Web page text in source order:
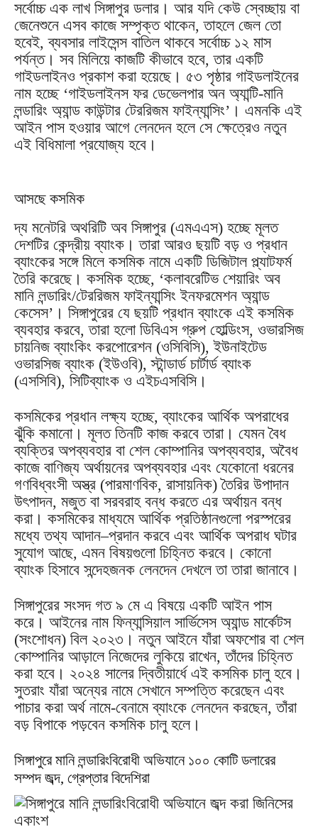
সর্বোচ্চ এক লাখ সিঙ্গাপুর ডলার। আর যদি কেউ স্বেচ্ছায় বা
জেনেশুনে এসব কাজে সম্পৃক্ত থাকেন, তাহলে জেল তো
হবেই, ব্যবসার লাইসেন্স বাতিল থাকবে সর্বোচ্চ ১২ মাস
পর্যন্ত। সব মিলিয়ে কাজটি কীভাবে হবে, তার একটি
গাইডলাইনও প্রকাশ করা হয়েছে। ৫৩ পৃষ্ঠার গাইডলাইনের
নাম হচ্ছে ‘গাইডলাইনস ফর ডেভেলপার অন অ্যান্টি-মানি
লন্ডারিং অ্যান্ড কাউন্টার টেররিজম ফাইন্যান্সিং’। এমনকি এই
আইন পাস হওয়ার আগে লেনদেন হলে সে ক্ষেত্রেও নতুন
এই বিধিমালা প্রযোজ্য হবে।
আসছে কসমিক
দ্য মনেটরি অথরিটি অব সিঙ্গাপুর (এমএএস) হচ্ছে মূলত
দেশটির কেন্দ্রীয় ব্যাংক। তারা আরও ছয়টি বড় ও প্রধান
ব্যাংকের সঙ্গে মিলে কসমিক নামে একটি ডিজিটাল প্ল্যাটফর্ম
তৈরি করেছে। কসমিক হচ্ছে, ‘কলাবরেটিভ শেয়ারিং অব
মানি লন্ডারিং/টেররিজম ফাইন্যান্সিং ইনফরমেশন অ্যান্ড
কেসেস’। সিঙ্গাপুরের যে ছয়টি প্রধান ব্যাংকে এই কসমিক
ব্যবহার করবে, তারা হলো ডিবিএস গ্রুপ হোল্ডিংস, ওভারসিজ
চায়নিজ ব্যাংকিং করপোরেশন (ওসিবিসি), ইউনাইটেড
ওভারসিজ ব্যাংক (ইউওবি), স্টান্ডার্ড চার্টার্ড ব্যাংক
(এসসিবি), সিটিব্যাংক ও এইচএসবিসি।
কসমিকের প্রধান লক্ষ্য হচ্ছে, ব্যাংকের আর্থিক অপরাধের
ঝুঁকি কমানো। মূলত তিনটি কাজ করবে তারা। যেমন বৈধ
ব্যক্তির অপব্যবহার বা শেল কোম্পানির অপব্যবহার, অবৈধ
কাজে বাণিজ্য অর্থায়নের অপব্যবহার এবং যেকোনো ধরনের
গণবিধ্বংসী অস্ত্র (পারমাণবিক, রাসায়নিক) তৈরির উপাদান
উৎপাদন, মজুত বা সরবরাহ বন্ধ করতে এর অর্থায়ন বন্ধ
করা। কসমিকের মাধ্যমে আর্থিক প্রতিষ্ঠানগুলো পরস্পরের
মধ্যে তথ্য আদান–প্রদান করবে এবং আর্থিক অপরাধ ঘটার
সুযোগ আছে, এমন বিষয়গুলো চিহ্নিত করবে। কোনো
ব্যাংক হিসাবে সন্দেহজনক লেনদেন দেখলে তা তারা জানাবে।
সিঙ্গাপুরের সংসদ গত ৯ মে এ বিষয়ে একটি আইন পাস
করে। আইনের নাম ফিন্যান্সিয়াল সার্ভিসেস অ্যান্ড মার্কেটস
(সংশোধন) বিল ২০২৩। নতুন আইনে যাঁরা অফশোর বা শেল
কোম্পানির আড়ালে নিজেদের লুকিয়ে রাখেন, তাঁদের চিহ্নিত
করা হবে। ২০২৪ সালের দ্বিতীয়ার্ধে এই কসমিক চালু হবে।
সুতরাং যাঁরা অন্যের নামে সেখানে সম্পত্তি করেছেন এবং
পাচার করা অর্থ নামে-বেনামে ব্যাংকে লেনদেন করছেন, তাঁরা
বড় বিপাকে পড়বেন কসমিক চালু হলে।
সিঙ্গাপুরে মানি লন্ডারিংবিরোধী অভিযানে ১০০ কোটি ডলারের
সম্পদ জব্দ, গ্রেপ্তার বিদেশিরা